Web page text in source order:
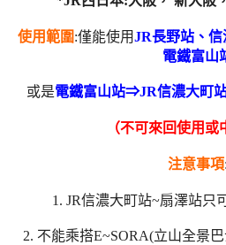
使用範圍:僅能使用JR長野站、
電鐵富山
或是電鐵富山站⇒JR信濃大町
（不可來回使用或
注意事項:
1. JR信濃大町站~扇澤站只
2. 不能乘搭E~SORA(立山全景